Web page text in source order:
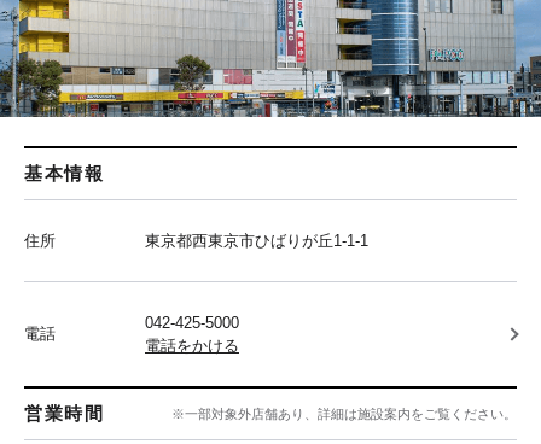
基本情報
住所 東京都西東京市ひばりが丘1-1-1
電話
042-425-5000
電話をかける
営業時間 ※一部対象外店舗あり、詳細は施設案内をご覧ください。